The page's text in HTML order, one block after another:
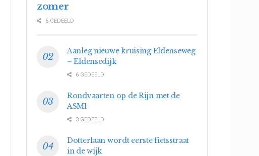
zomer
5 GEDEELD
Aanleg nieuwe kruising Eldenseweg
– Eldensedijk
6 GEDEELD
Rondvaarten op de Rijn met de
ASM1
3 GEDEELD
Dotterlaan wordt eerste fietsstraat
in de wijk